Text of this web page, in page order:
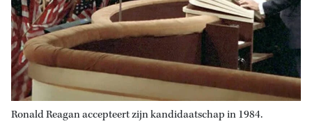
Ronald Reagan accepteert zijn kandidaatschap in 1984.